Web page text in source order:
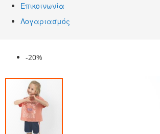
Επικοινωνία
Λογαριασμός
Skip
the
the
images
gallery
-20%